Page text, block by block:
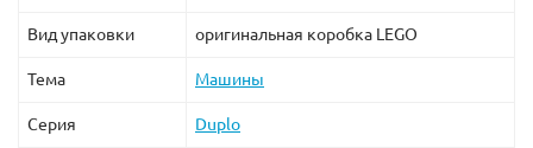
Вид упаковки оригинальная коробка LEGO
Тема Машины
Серия Duplo